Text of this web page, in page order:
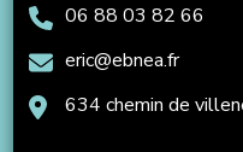
06 88 03 82 66
eric@ebnea.fr
634 chemin de